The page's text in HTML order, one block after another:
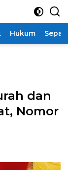
Hukum
dan
Nomor